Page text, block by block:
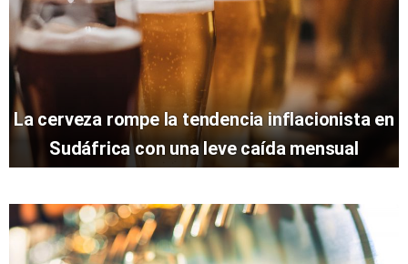
La cerveza rompe la tendencia inflacionista en
Sudáfrica con una leve caída mensual